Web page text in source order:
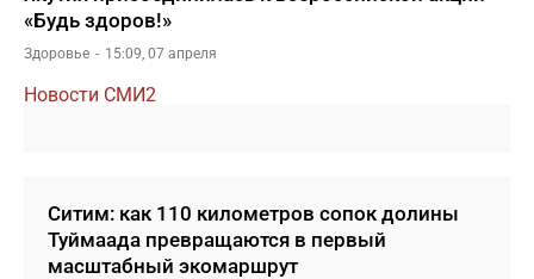
«Будь здоров!»
Здоровье 15:09, 07 апреля
Новости СМИ2
Ситим: как 110 километров сопок долины
Туймаада превращаются в первый
масштабный экомаршрут